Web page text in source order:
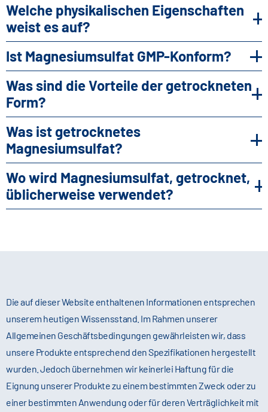
Welche physikalischen Eigenschaften
weist es auf?
Es liegt als weißes, kristallines Pulver oder
Granulat vor, ist in Wasser gut löslich und
chemisch stabil.
Ist Magnesiumsulfat GMP-Konform?
Ja. Es wird gemäß den Standards GMP, ISO 9001
und FSSC 22000 hergestellt.
Was sind die Vorteile der getrockneten
Form?
Die getrocknete Form gewährleistet einen
kontrollierten Feuchtigkeitsgehalt, eine
verbesserte Stabilität und eine präzise Dosierung
in Rezepturen.
Was ist getrocknetes
Magnesiumsulfat?
Es handelt sich um ein dehydriertes
anorganisches Magnesiumsalz, das als
Magnesiumquelle in pharmazeutischen,
biopharmazeutischen und technischen
Wo wird Magnesiumsulfat, getrocknet,
üblicherweise verwendet?
Es wird in Zellkulturmedien, pharmazeutischen
Die auf dieser Website enthaltenen Informationen entsprechen
unserem heutigen Wissensstand. Im Rahmen unserer
Allgemeinen Geschäftsbedingungen gewährleisten wir, dass
unsere Produkte entsprechend den Spezifikationen hergestellt
wurden. Jedoch übernehmen wir keinerlei Haftung für die
Eignung unserer Produkte zu einem bestimmten Zweck oder zu
einer bestimmten Anwendung oder für deren Verträglichkeit mit